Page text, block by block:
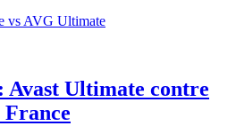
Avast Ultimate contre